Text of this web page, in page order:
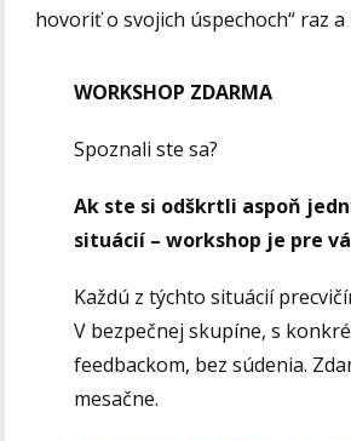
hovoriť o svojich úspechoch“ raz a
WORKSHOP ZDARMA
Spoznali ste sa?
Ak ste si odškrtli aspoň
situácií – workshop je pre
Každú z týchto situácií
V bezpečnej skupíne, s
feedbackom, bez súdenia.
mesačne.